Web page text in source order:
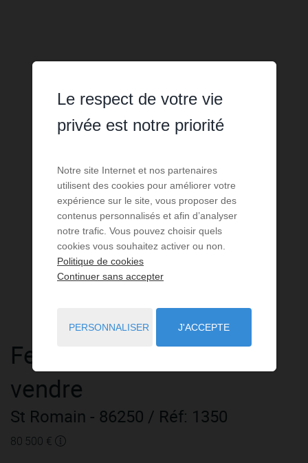
Fermette 3 piècesà
vendre
St Romain - 86250 / Réf: 1350
80 500 €
Le respect de votre vie
privée est notre priorité
Notre site Internet et nos partenaires
utilisent des cookies pour améliorer votre
expérience sur le site, vous proposer des
contenus personnalisés et afin d’analyser
notre trafic. Vous pouvez choisir quels
cookies vous souhaitez activer ou non.
Politique de cookies
Continuer sans accepter
PERSONNALISER J'ACCEPTE